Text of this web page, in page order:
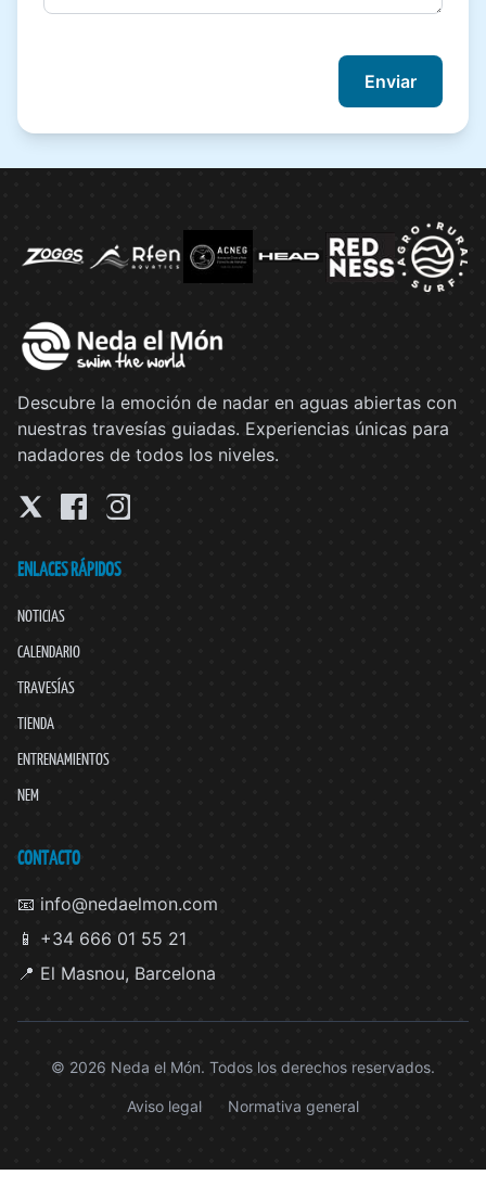
Descubre la emoción de nadar en aguas abiertas con
nuestras travesías guiadas. Experiencias únicas para
nadadores de todos los niveles.
ENLACES RÁPIDOS
NOTICIAS
CALENDARIO
TRAVESÍAS
TIENDA
ENTRENAMIENTOS
NEM
CONTACTO
📧 info@nedaelmon.com
📱 +34 666 01 55 21
📍 El Masnou, Barcelona
© 2026 Neda el Món. Todos los derechos reservados.
Aviso legal Normativa general